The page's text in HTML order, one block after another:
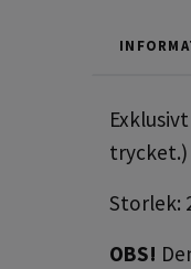
trycket.)
Storlek:
OBS!